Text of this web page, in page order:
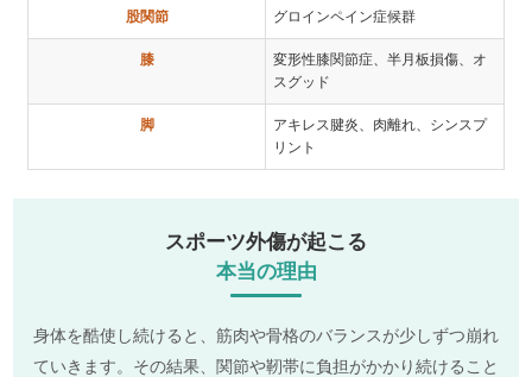
股関節 グロインペイン症候群
膝
変形性膝関節症、半月板損傷、オ
スグッド
脚
アキレス腱炎、肉離れ、シンスプ
リント
スポーツ外傷が起こる
本当の理由
身体を酷使し続けると、筋肉や骨格のバランスが少しずつ崩れ
ていきます。その結果、関節や靭帯に負担がかかり続けること